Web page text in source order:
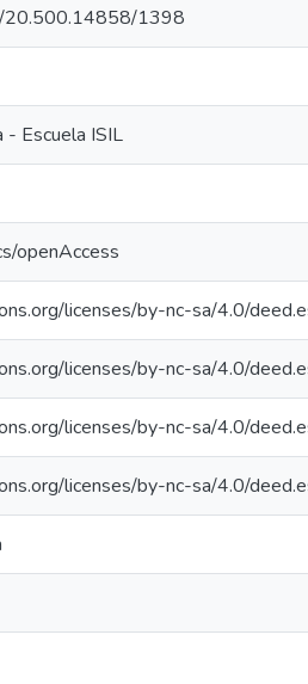
20.500.14858/1398
- Escuela ISIL
openAccess
licenses/by-nc-sa/4.0/
licenses/by-nc-sa/4.0/
licenses/by-nc-sa/4.0/
licenses/by-nc-sa/4.0/